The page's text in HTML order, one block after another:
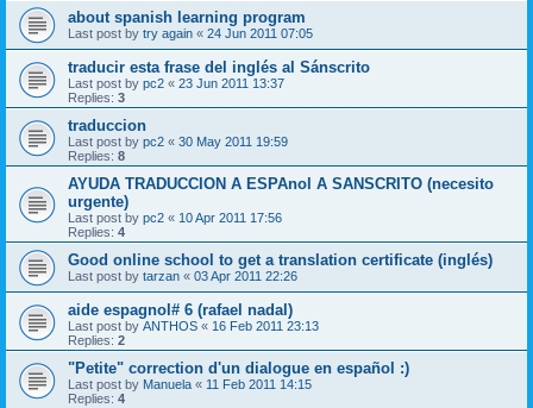
about spanish learning program
Last post by try again « 24 Jun 2011 07:05
traducir esta frase del inglés al Sánscrito
Last post by pc2 « 23 Jun 2011 13:37
Replies: 3
traduccion
Last post by pc2 « 30 May 2011 19:59
Replies: 8
AYUDA TRADUCCION A ESPAnol A SANSCRITO (necesito
urgente)
Last post by pc2 « 10 Apr 2011 17:56
Replies: 4
Good online school to get a translation certificate (inglés)
Last post by tarzan « 03 Apr 2011 22:26
aide espagnol# 6 (rafael nadal)
Last post by ANTHOS « 16 Feb 2011 23:13
Replies: 2
"Petite" correction d'un dialogue en español :)
Last post by Manuela « 11 Feb 2011 14:15
Replies: 4